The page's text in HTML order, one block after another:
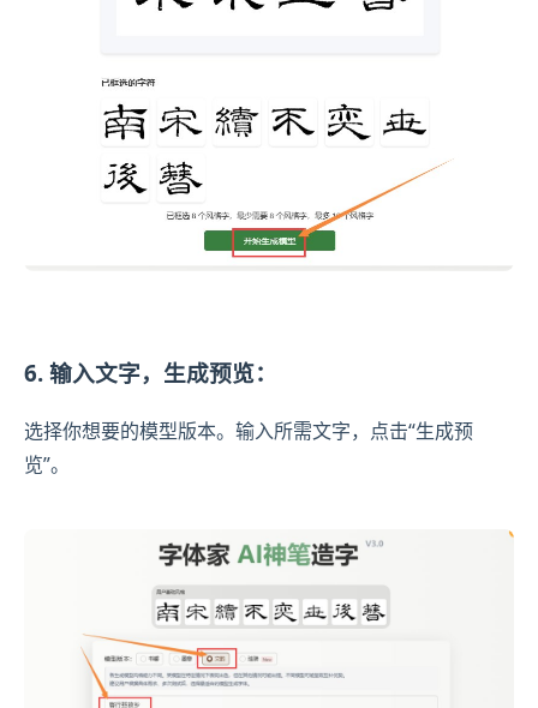
6. 输入文字，生成预览：
选择你想要的模型版本。输入所需文字，点击“生成预
览”。